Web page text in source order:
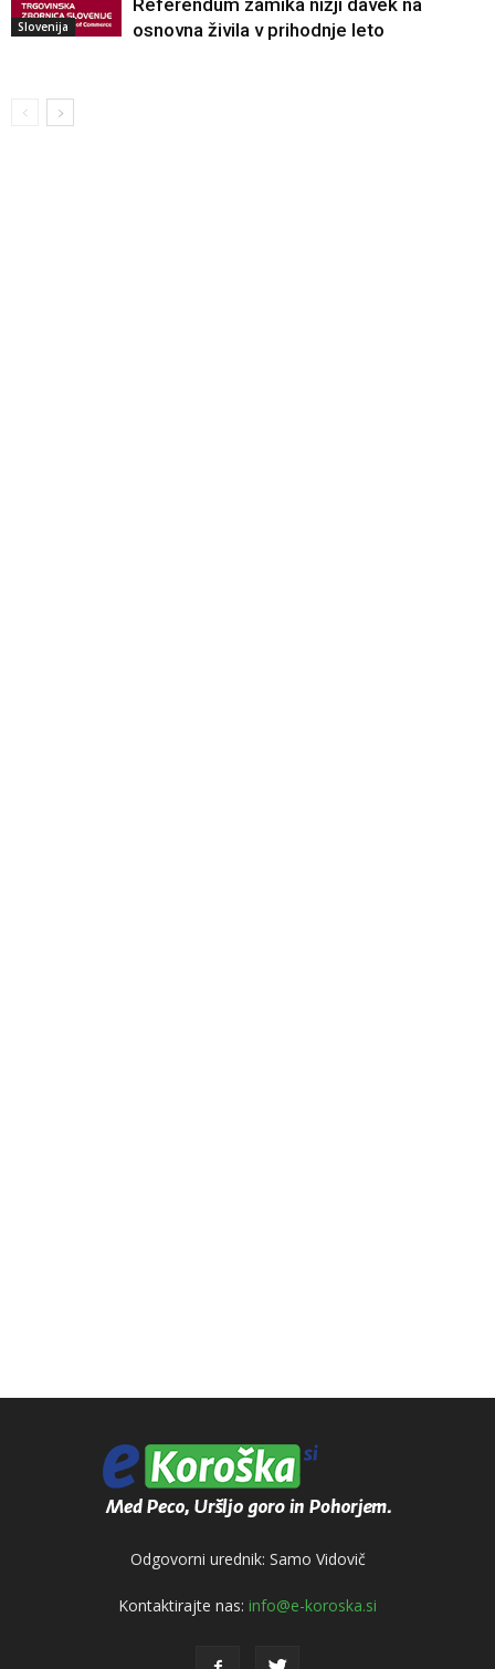
Slovenija
Referendum zamika nižji davek na
osnovna živila v prihodnje leto
Odgovorni urednik: Samo Vidovič
Kontaktirajte nas: info@e-koroska.si